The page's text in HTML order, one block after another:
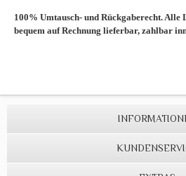
100% Umtausch- und Rückgaberecht. Alle
bequem auf Rechnung lieferbar, zahlbar